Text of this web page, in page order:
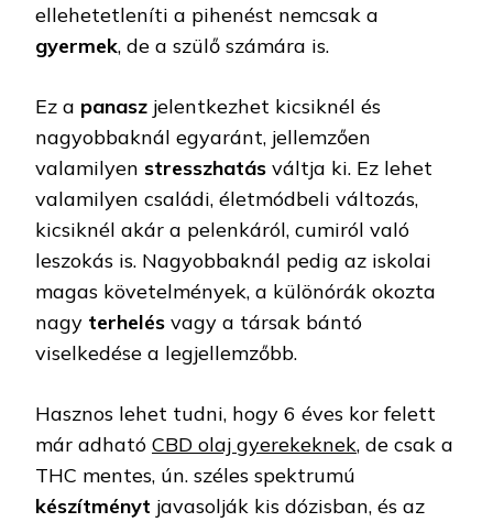
ellehetetleníti a pihenést nemcsak a
gyermek, de a szülő számára is.
Ez a panasz jelentkezhet kicsiknél és
nagyobbaknál egyaránt, jellemzően
valamilyen stresszhatás váltja ki. Ez lehet
valamilyen családi, életmódbeli változás,
kicsiknél akár a pelenkáról, cumiról való
leszokás is. Nagyobbaknál pedig az iskolai
magas követelmények, a különórák okozta
nagy terhelés vagy a társak bántó
viselkedése a legjellemzőbb.
Hasznos lehet tudni, hogy 6 éves kor felett
már adható CBD olaj gyerekeknek, de csak a
THC mentes, ún. széles spektrumú
készítményt javasolják kis dózisban, és az